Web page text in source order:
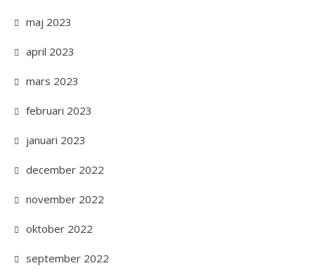
maj 2023
april 2023
mars 2023
februari 2023
januari 2023
december 2022
november 2022
oktober 2022
september 2022